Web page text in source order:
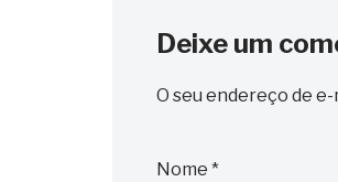
Deixe um
O seu endereço de
Nome *